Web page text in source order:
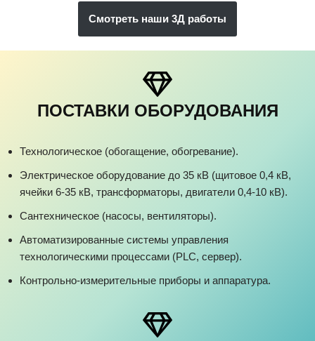
Смотреть наши 3Д работы
ПОСТАВКИ ОБОРУДОВАНИЯ
Технологическое (обогащение, обогревание).
Электрическое оборудование до 35 кВ (щитовое 0,4 кВ,
ячейки 6-35 кВ, трансформаторы, двигатели 0,4-10 кВ).
Сантехническое (насосы, вентиляторы).
Автоматизированные системы управления
технологическими процессами (PLC, сервер).
Контрольно-измерительные приборы и аппаратура.